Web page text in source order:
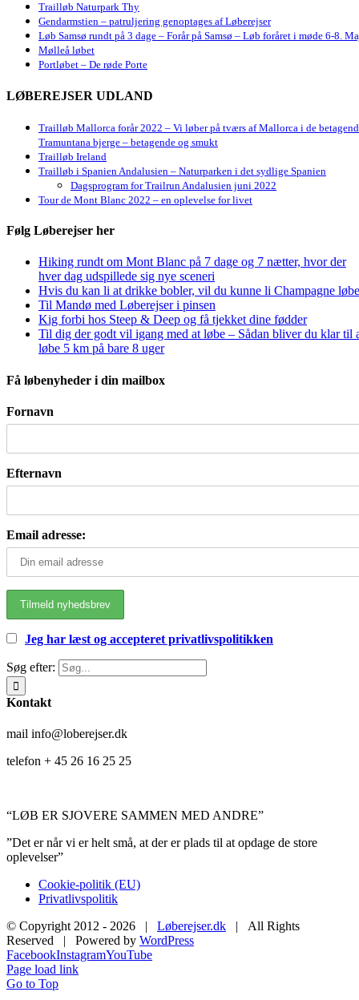
Trailløb Naturpark Thy
Gendarmstien – patruljering genoptages af Løberejser
Løb Samsø rundt på 3 dage – Forår på Samsø – Løb foråret i møde 6-8.
Mølleå løbet
Portløbet – De røde Porte
LØBEREJSER UDLAND
Trailløb Mallorca forår 2022 – Vi løber på tværs af Mallorca i de
Tramuntana bjerge – betagende og smukt
Trailløb Ireland
Trailløb i Spanien Andalusien – Naturparken i det sydlige Spanien
Dagsprogram for Trailrun Andalusien juni 2022
Tour de Mont Blanc 2022 – en oplevelse for livet
Følg Løberejser her
Hiking rundt om Mont Blanc på 7 dage og 7 nætter, hvor der
hver dag udspillede sig nye sceneri
Hvis du kan li at drikke bobler, vil du kunne li Champagne
Til Mandø med Løberejser i pinsen
Kig forbi hos Steep & Deep og få tjekket dine fødder
Til dig der godt vil igang med at løbe – Sådan bliver du klar til
løbe 5 km på bare 8 uger
Få løbenyheder i din mailbox
Fornavn
Efternavn
Email adresse:
Jeg har læst og accepteret privatlivspolitikken
Søg efter:
Kontakt
mail info@loberejser.dk
telefon + 45 26 16 25 25
“LØB ER SJOVERE SAMMEN MED ANDRE”
”Det er når vi er helt små, at der er plads til at opdage de store
oplevelser”
Cookie-politik (EU)
Privatlivspolitik
© Copyright 2012 - 2026 | Løberejser.dk | All Rights
Reserved | Powered by WordPress
FacebookInstagramYouTube
Page load link
Go to Top